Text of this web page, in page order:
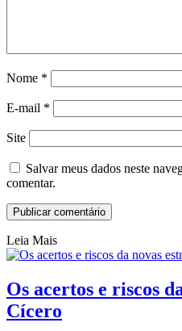
Nome *
E-mail *
Site
Salvar meus dados neste
comentar.
Leia Mais
Os acertos e riscos
Cícero